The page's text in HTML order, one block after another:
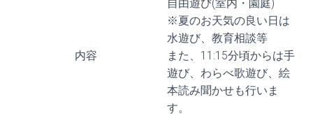
内容
自由遊び(室内・園庭)
※夏のお天気の良い日は
水遊び、教育相談等
また、11:15分頃からは手
遊び、わらべ歌遊び、絵
本読み聞かせも行いま
す。